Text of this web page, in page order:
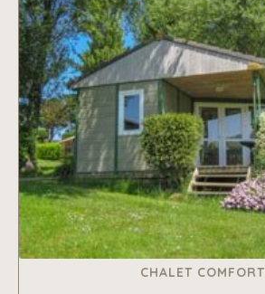
CHALET COMFORT